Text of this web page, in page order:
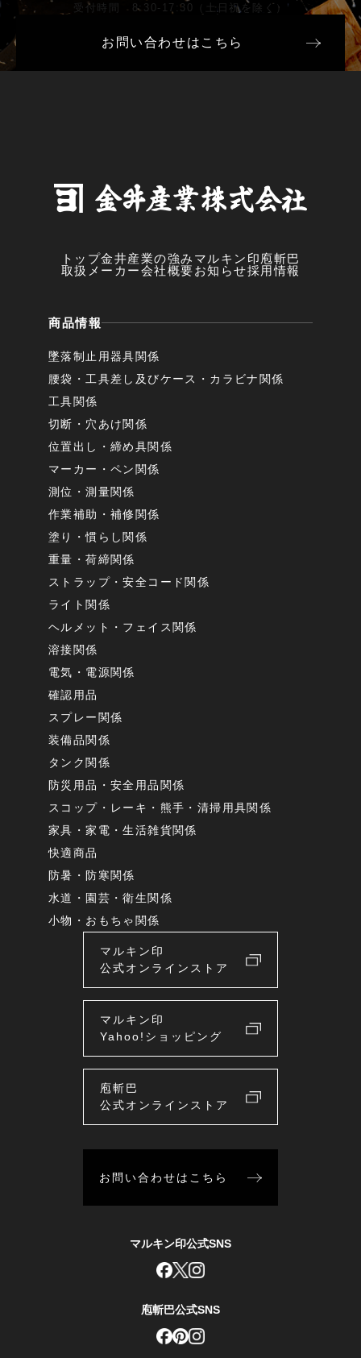
受付時間 8:30-17:30（土日祝を除く）
お問い合わせはこちら
トップ金井産業の強み マルキン印 庖斬巴
取扱メーカー会社概要お知らせ採用情報
商品情報
墜落制止用器具関係
腰袋・工具差し及びケース・カラビナ関係
工具関係
切断・穴あけ関係
位置出し・締め具関係
マーカー・ペン関係
測位・測量関係
作業補助・補修関係
塗り・慣らし関係
重量・荷締関係
ストラップ・安全コード関係
ライト関係
ヘルメット・フェイス関係
溶接関係
電気・電源関係
確認用品
スプレー関係
装備品関係
タンク関係
防災用品・安全用品関係
スコップ・レーキ・熊手・清掃用具関係
家具・家電・生活雑貨関係
快適商品
防暑・防寒関係
水道・園芸・衛生関係
小物・おもちゃ関係
マルキン印
公式オンラインストア
マルキン印
Yahoo!ショッピング
庖斬巴
公式オンラインストア
お問い合わせはこちら
マルキン印公式SNS
庖斬巴公式SNS